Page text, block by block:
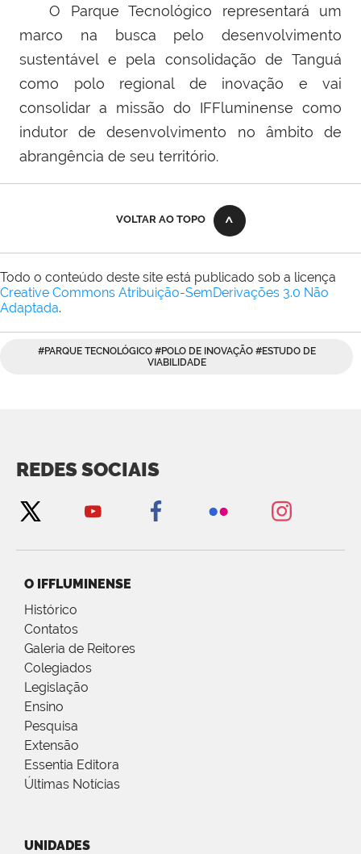
O Parque Tecnológico representará um
marco na busca pelo desenvolvimento
sustentável e pela consolidação de Tanguá
como polo regional de inovação e vai
consolidar a missão do IFFluminense como
indutor de desenvolvimento no âmbito de
abrangência de seu território.
VOLTAR AO TOPO
Todo o conteúdo deste site está publicado sob a licença
Creative Commons Atribuição-SemDerivações 3.0 Não
Adaptada.
#PARQUE TECNOLÓGICO #POLO DE INOVAÇÃO #ESTUDO DE
VIABILIDADE
REDES SOCIAIS
O IFFLUMINENSE
Histórico
Contatos
Galeria de Reitores
Colegiados
Legislação
Ensino
Pesquisa
Extensão
Essentia Editora
Últimas Notícias
UNIDADES